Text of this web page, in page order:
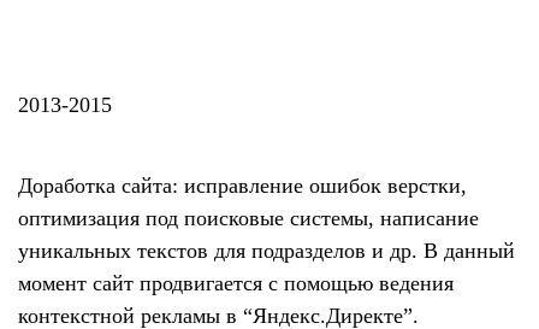
2013-2015
Доработка сайта: исправление ошибок верстки,
оптимизация под поисковые системы, написание
уникальных текстов для подразделов и др. В данный
момент сайт продвигается с помощью ведения
контекстной рекламы в “Яндекс.Директе”.